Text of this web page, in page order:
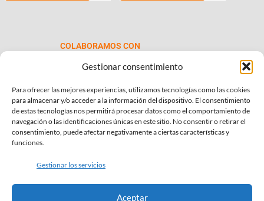
Gestionar consentimiento
Para ofrecer las mejores experiencias, utilizamos tecnologías como las cookies
para almacenar y/o acceder a la información del dispositivo. El consentimiento
de estas tecnologías nos permitirá procesar datos como el comportamiento de
navegación o las identificaciones únicas en este sitio. No consentir o retirar el
consentimiento, puede afectar negativamente a ciertas características y
funciones.
Gestionar los servicios
Aceptar
opciones
se
elegir
en
la
página
producto
COLABORAMOS CON
INFORMACIÓN DE INTERÉS
Política de Privacidad
Política de Cookies